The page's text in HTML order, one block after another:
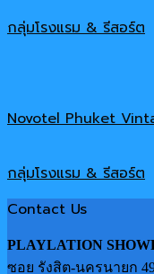
กลุ่มโรงแรม & รีสอร์ต
Novotel Phuket
กลุ่มโรงแรม & รีสอร์ต
Contact Us
PLAYLATION
ซอย รังสิต-นครนายก